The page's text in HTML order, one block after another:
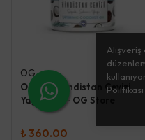
Politikası
OG
Organik Hindistan Cevizi
Yağı 170g - OG Store
₺ 360.00